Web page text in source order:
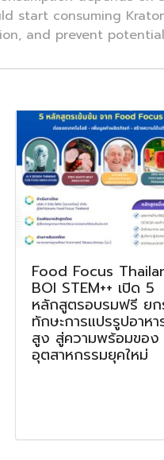
start consuming
and prevent
Food Focus
BOI STEM++ เปิด 5
หลักสูตรอบรมฟรี ยก
ทักษะการแปรรูปอาหา
สูง สู่ความพร้อมของ
อุตสาหกรรมยุคใหม่